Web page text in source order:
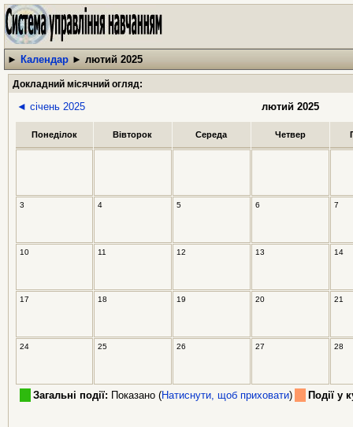
► Календар ► лютий 2025
Докладний місячний огляд:
◄ січень 2025 лютий 2025
Понеділок Вівторок Середа Четвер
3 4 5 6 7
10 11 12 13 14
17 18 19 20 21
24 25 26 27 28
Загальні події: Показано (Натиснути, щоб приховати) Події у